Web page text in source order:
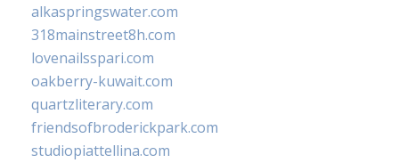
alkaspringswater.com
318mainstreet8h.com
lovenailsspari.com
oakberry-kuwait.com
quartzliterary.com
friendsofbroderickpark.com
studiopiattellina.com